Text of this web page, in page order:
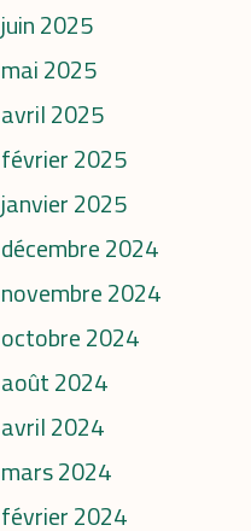
juin 2025
mai 2025
avril 2025
février 2025
janvier 2025
décembre 2024
novembre 2024
octobre 2024
août 2024
avril 2024
mars 2024
février 2024